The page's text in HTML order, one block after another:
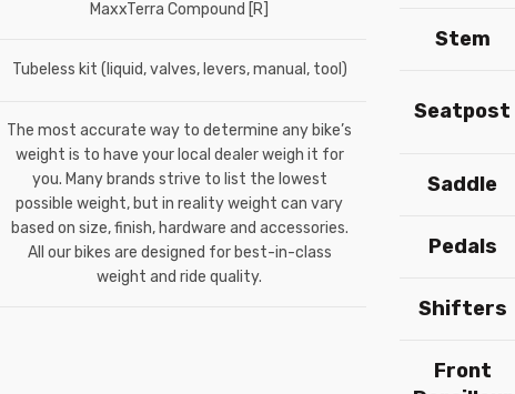
Stem
Seatpost
Saddle
Pedals
Shifters
Front
MaxxTerra Compound [R]
Tubeless kit (liquid, valves, levers, manual, tool)
The most accurate way to determine any bike’s
weight is to have your local dealer weigh it for
you. Many brands strive to list the lowest
possible weight, but in reality weight can vary
based on size, finish, hardware and accessories.
All our bikes are designed for best-in-class
weight and ride quality.